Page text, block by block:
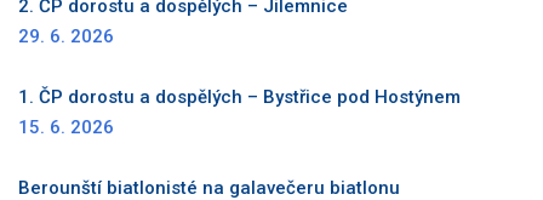
2. ČP dorostu a dospělých – Jilemnice
29. 6. 2026
1. ČP dorostu a dospělých – Bystřice pod Hostýnem
15. 6. 2026
Berounští biatlonisté na galavečeru biatlonu